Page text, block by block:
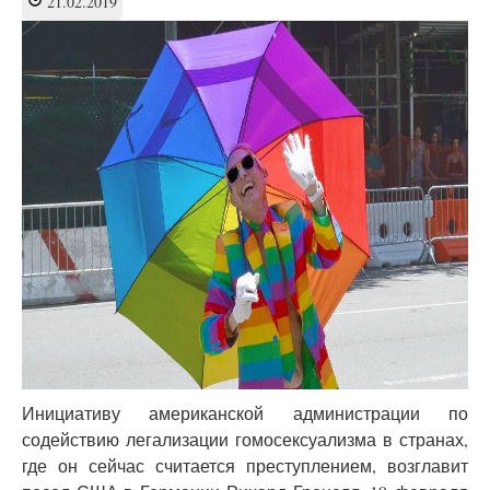
Фоторепортаж
Инициативу американской администрации по
содействию легализации гомосексуализма в странах,
где он сейчас считается преступлением, возглавит